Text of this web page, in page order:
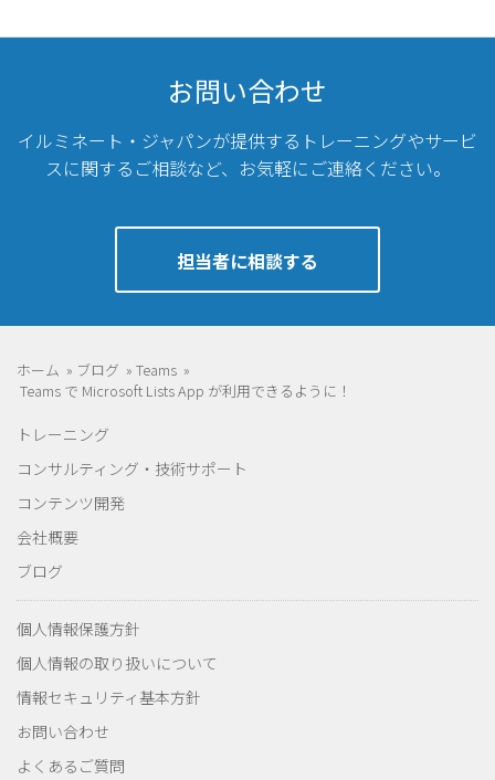
お問い合わせ
イルミネート・ジャパンが提供するトレーニングやサービ
スに関するご相談など、 お気軽にご連絡ください。
担当者に相談する
ホーム » ブログ » Teams »
Teams で Microsoft Lists App が利用できるように！
トレーニング
コンサルティング・技術サポート
コンテンツ開発
会社概要
ブログ
個人情報保護方針
個人情報の取り扱いについて
情報セキュリティ基本方針
お問い合わせ
よくあるご質問